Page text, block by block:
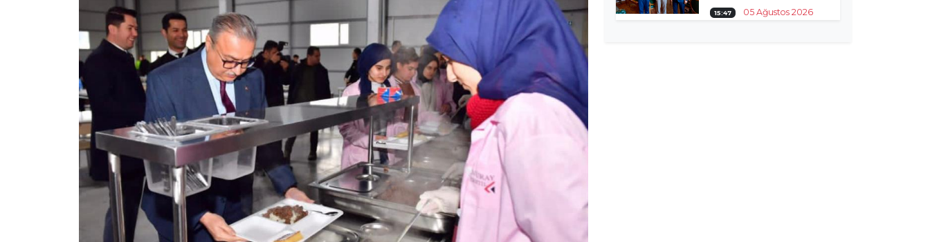
15:47 05 Ağustos 2026